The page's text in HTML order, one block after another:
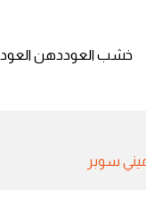
خشب العوددهن العود
سوبر